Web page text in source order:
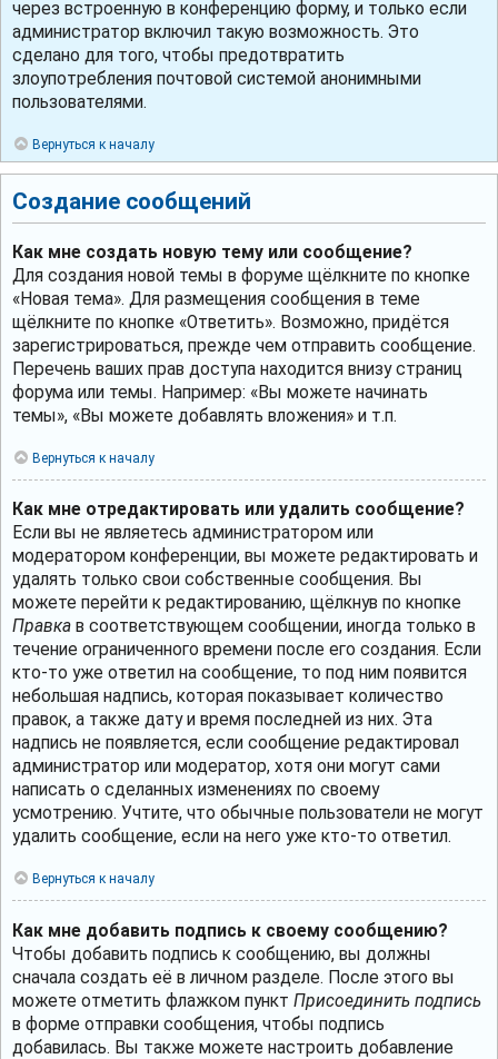
через встроенную в конференцию форму, и только если
администратор включил такую возможность. Это
сделано для того, чтобы предотвратить
злоупотребления почтовой системой анонимными
пользователями.
Вернуться к началу
Создание сообщений
Как мне создать новую тему или сообщение?
Для создания новой темы в форуме щёлкните по кнопке
«Новая тема». Для размещения сообщения в теме
щёлкните по кнопке «Ответить». Возможно, придётся
зарегистрироваться, прежде чем отправить сообщение.
Перечень ваших прав доступа находится внизу страниц
форума или темы. Например: «Вы можете начинать
темы», «Вы можете добавлять вложения» и т.п.
Вернуться к началу
Как мне отредактировать или удалить сообщение?
Если вы не являетесь администратором или
модератором конференции, вы можете редактировать и
удалять только свои собственные сообщения. Вы
можете перейти к редактированию, щёлкнув по кнопке
Правка в соответствующем сообщении, иногда только в
течение ограниченного времени после его создания. Если
кто-то уже ответил на сообщение, то под ним появится
небольшая надпись, которая показывает количество
правок, а также дату и время последней из них. Эта
надпись не появляется, если сообщение редактировал
администратор или модератор, хотя они могут сами
написать о сделанных изменениях по своему
усмотрению. Учтите, что обычные пользователи не могут
удалить сообщение, если на него уже кто-то ответил.
Вернуться к началу
Как мне добавить подпись к своему сообщению?
Чтобы добавить подпись к сообщению, вы должны
сначала создать её в личном разделе. После этого вы
можете отметить флажком пункт Присоединить подпись
в форме отправки сообщения, чтобы подпись
добавилась. Вы также можете настроить добавление